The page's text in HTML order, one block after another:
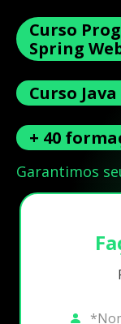
Curso
Spring
Curso
+ 40
Garantimos